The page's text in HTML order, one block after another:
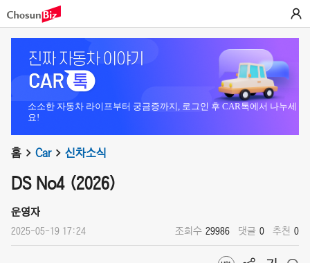
소소한 자동차 라이프부터 궁금증까지, 로그인 후 CAR톡에서 나누세
요!
홈 Car 신차소식
DS No4 (2026)
운영자
2025-05-19 17:24 조회수 29986 댓글 0 추천 0